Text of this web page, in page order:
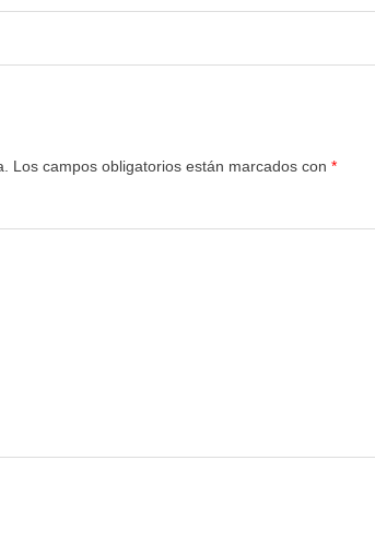
Los campos obligatorios están marcados con *